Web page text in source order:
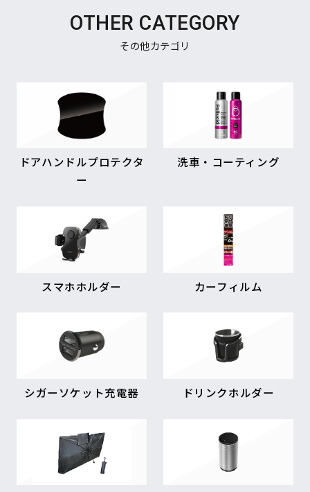
OTHER CATEGORY
その他カテゴリ
ドアハンドルプロテクタ
ー
洗車・コーティング
スマホホルダー カーフィルム
シガーソケット充電器 ドリンクホルダー